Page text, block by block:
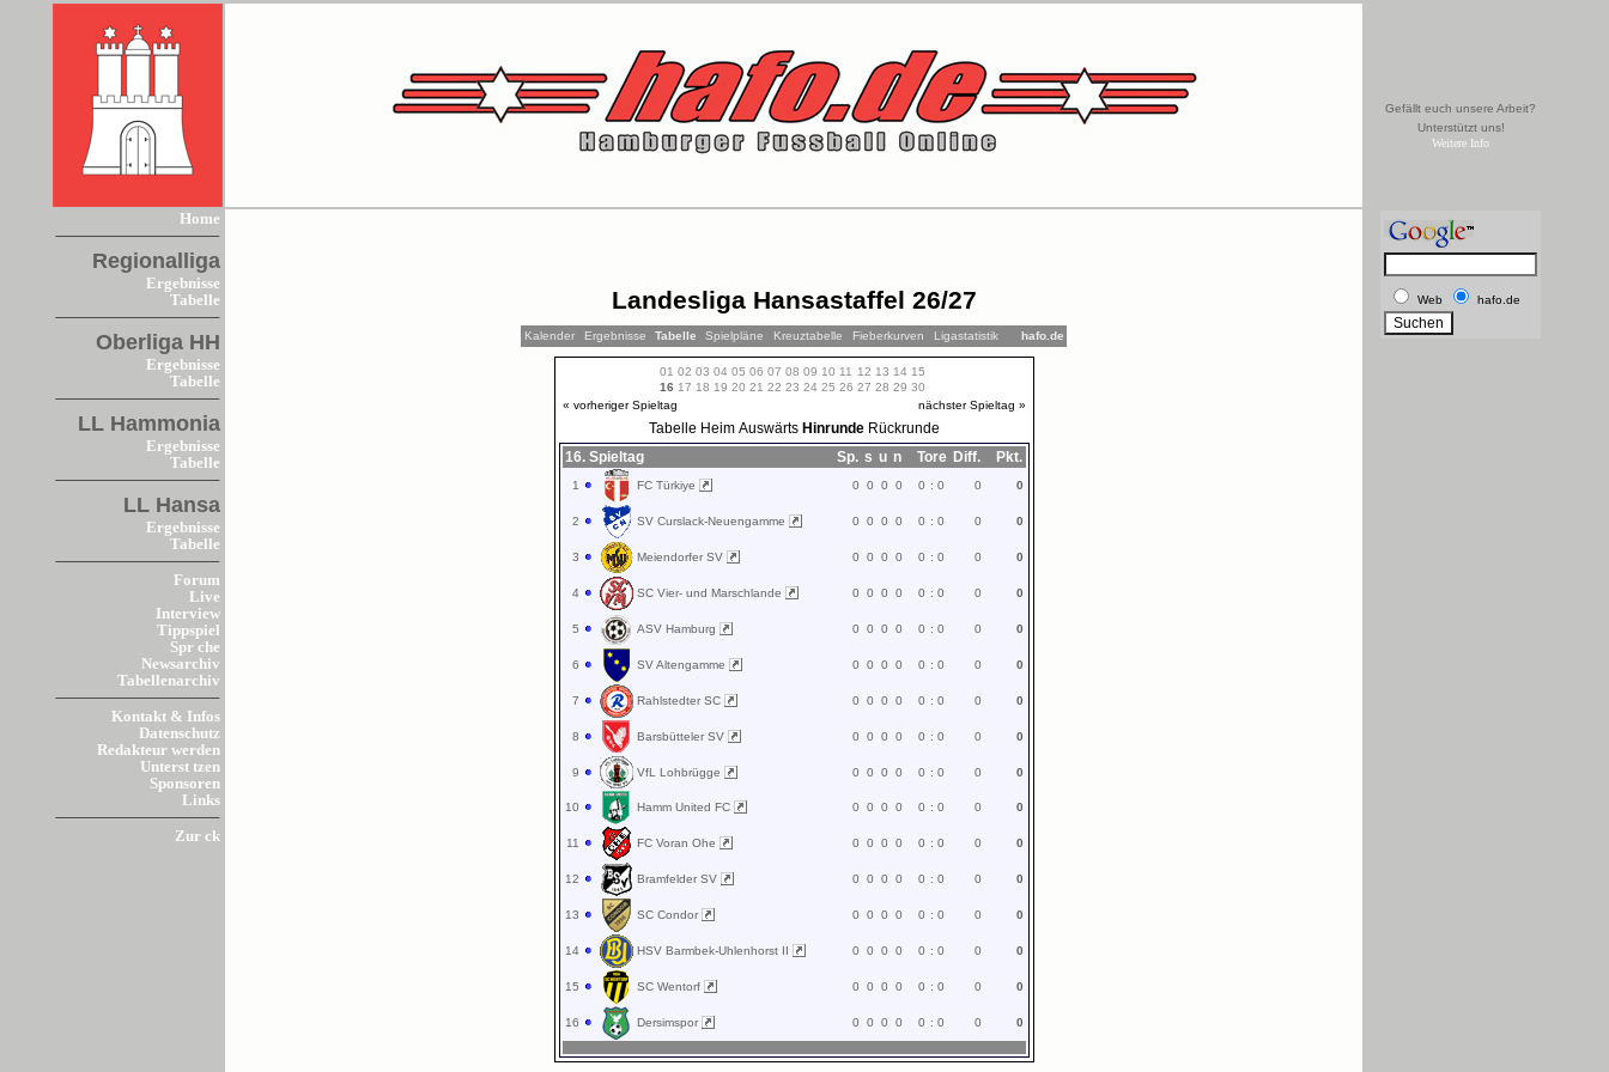
Gefällt euch unsere Arbeit?
Unterstützt uns!
Weitere Info
Home
Regionalliga
Ergebnisse
Tabelle
Oberliga HH
Ergebnisse
Tabelle
LL Hammonia
Ergebnisse
Tabelle
LL Hansa
Ergebnisse
Tabelle
Forum
Live
Interview
Tippspiel
Spr che
Newsarchiv
Tabellenarchiv
Kontakt & Infos
Datenschutz
Redakteur werden
Unterst tzen
Sponsoren
Links
Zur ck
Landesliga Hansastaffel 26/27
Kalender Ergebnisse Tabelle Spielpläne Kreuztabelle Fieberkurven Ligastatistik hafo.de
01 02 03 04 05 06 07 08 09 10 11 12 13 14 15
16 17 18 19 20 21 22 23 24 25 26 27 28 29 30
« vorheriger Spieltag
nächster Spieltag »
Tabelle Heim AuswärtsHinrunde Rückrunde
16. Spieltag
Sp. s u n Tore Diff. Pkt.
1 FC Türkiye 0 0 0 0 0 : 0 0 0
2 SV Curslack-Neuengamme 0 0 0 0 0 : 0 0 0
3 Meiendorfer SV 0 0 0 0 0 : 0 0 0
4 SC Vier- und Marschlande 0 0 0 0 0 : 0 0 0
5 ASV Hamburg 0 0 0 0 0 : 0 0 0
6 SV Altengamme 0 0 0 0 0 : 0 0 0
7 Rahlstedter SC 0 0 0 0 0 : 0 0 0
8 Barsbütteler SV 0 0 0 0 0 : 0 0 0
9 VfL Lohbrügge 0 0 0 0 0 : 0 0 0
10 Hamm United FC 0 0 0 0 0 : 0 0 0
11 FC Voran Ohe 0 0 0 0 0 : 0 0 0
12 Bramfelder SV 0 0 0 0 0 : 0 0 0
13 SC Condor 0 0 0 0 0 : 0 0 0
14 HSV Barmbek-Uhlenhorst II 0 0 0 0 0 : 0 0 0
15 SC Wentorf 0 0 0 0 0 : 0 0 0
16 Dersimspor 0 0 0 0 0 : 0 0 0
Web hafo.de